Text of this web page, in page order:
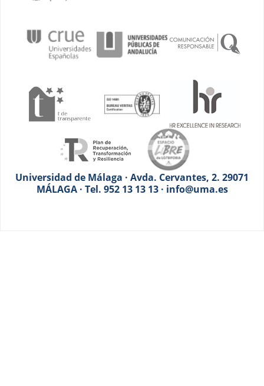
Universidad de Málaga · Avda. Cervantes, 2. 29071
MÁLAGA · Tel. 952 13 13 13 · info@uma.es